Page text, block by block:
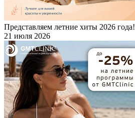
Представляем летние хиты 2026 года!
21 июля 2026